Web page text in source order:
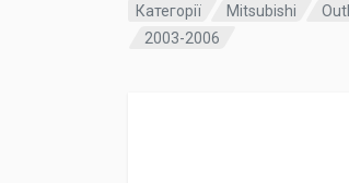
Категорії Mitsubishi
2003-2006